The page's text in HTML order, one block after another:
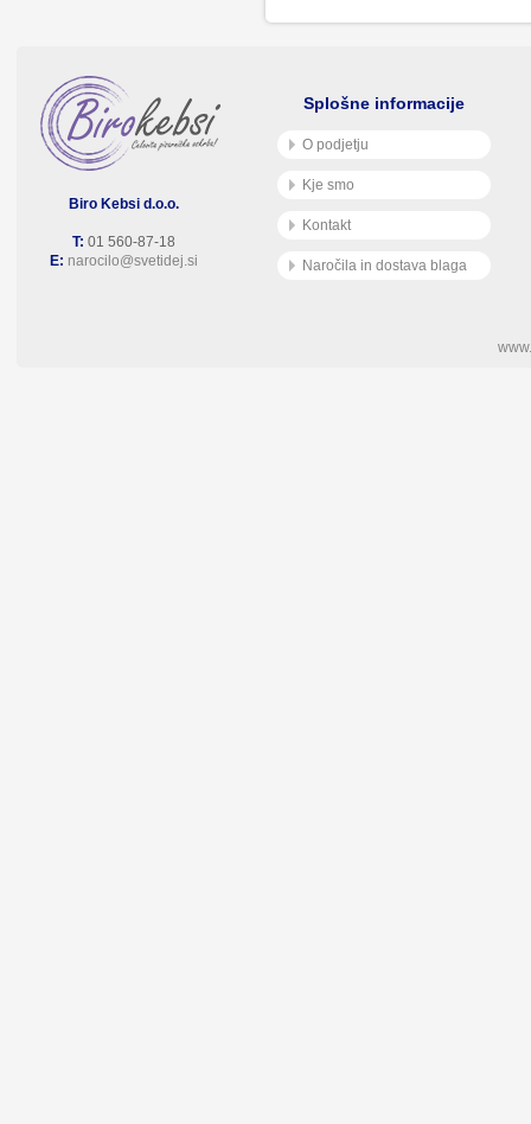
Biro Kebsi d.o.o.
T: 01 560-87-18
E: narocilo@svetidej.si
Splošne informacije
O podjetju
Kje smo
Kontakt
Naročila in dostava blaga